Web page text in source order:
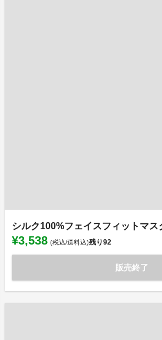
シルク100%フェイスフィットマス
¥3,538 (税込/送料込)残り92
販売終了